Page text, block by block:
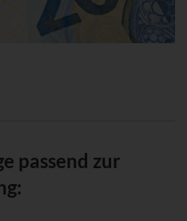
passend zur